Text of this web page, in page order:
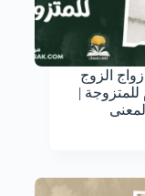
الزوج
للمتزوجة |